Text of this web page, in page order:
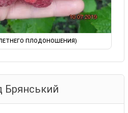
ПЛОДОНОШЕНИЯ)
Брянський